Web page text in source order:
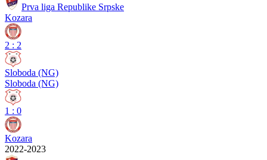
Prva liga Republike Srpske
Kozara
2 : 2
Sloboda (NG)
Sloboda (NG)
1 : 0
Kozara
2022-2023